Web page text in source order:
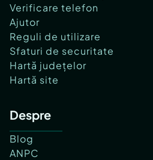
Verificare telefon
Ajutor
Reguli de utilizare
Sfaturi de securitate
Hartă județelor
Hartă site
Despre
Blog
ANPC